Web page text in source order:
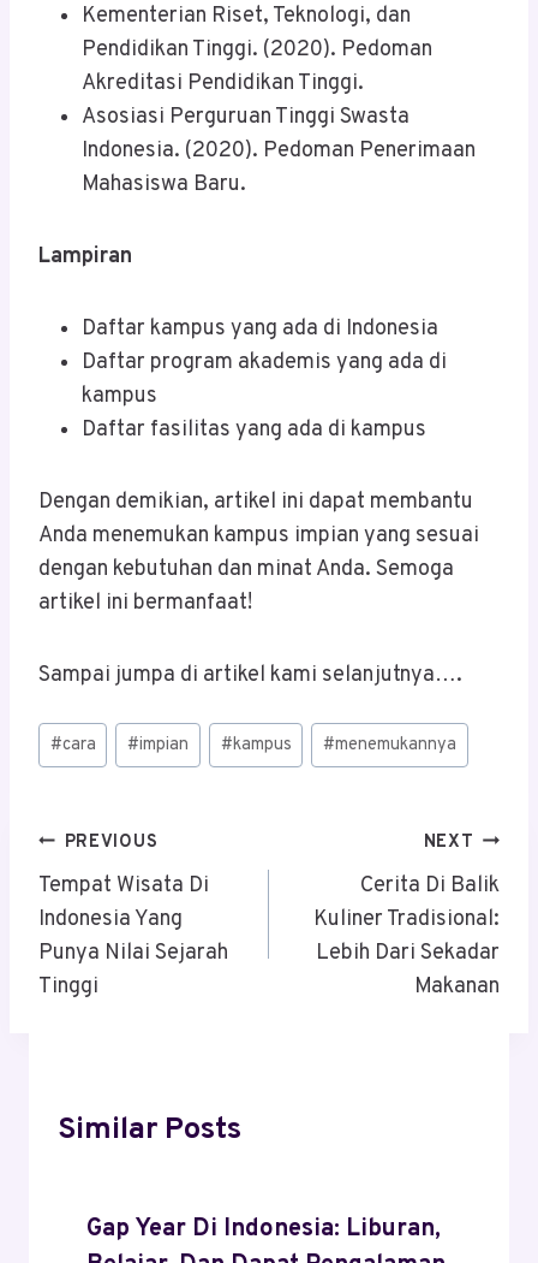
Kementerian Riset, Teknologi, dan
Pendidikan Tinggi. (2020). Pedoman
Akreditasi Pendidikan Tinggi.
Asosiasi Perguruan Tinggi Swasta
Indonesia. (2020). Pedoman Penerimaan
Mahasiswa Baru.
Lampiran
Daftar kampus yang ada di Indonesia
Daftar program akademis yang ada di
kampus
Daftar fasilitas yang ada di kampus
Dengan demikian, artikel ini dapat membantu
Anda menemukan kampus impian yang sesuai
dengan kebutuhan dan minat Anda. Semoga
artikel ini bermanfaat!
Sampai jumpa di artikel kami selanjutnya….
Post
Tags:
#cara #impian #kampus #menemukannya
Post
Navigation
PREVIOUS
Tempat Wisata Di
Indonesia Yang
Punya Nilai Sejarah
Tinggi
NEXT
Cerita Di Balik
Kuliner Tradisional:
Lebih Dari Sekadar
Makanan
Similar Posts
Gap Year Di Indonesia: Liburan,